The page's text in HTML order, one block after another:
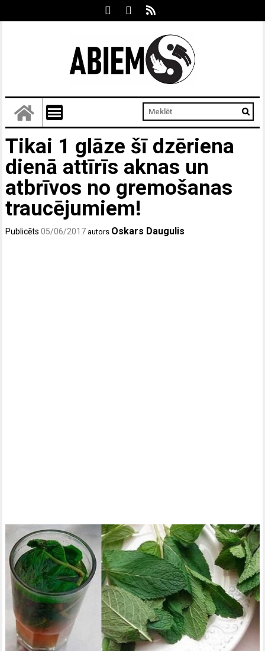
Tikai 1 glāze šī dzēriena
dienā attīrīs aknas un
atbrīvos no gremošanas
traucējumiem!
Publicēts05/06/2017 autors Oskars Daugulis